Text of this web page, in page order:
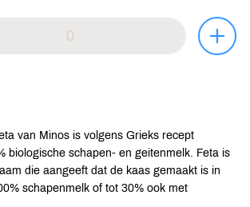
van Minos is volgens Grieks recept
biologische schapen- en geitenmelk. Feta is
die aangeeft dat de kaas gemaakt is in
schapenmelk of tot 30% ook met